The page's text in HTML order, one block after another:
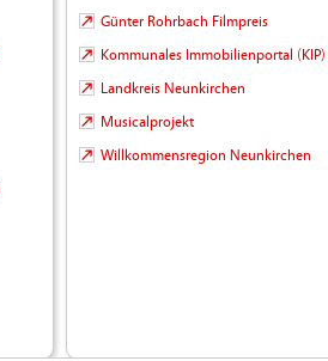
Günter Rohrbach Filmpreis
Kommunales Immobilienportal (KIP)
Landkreis Neunkirchen
Musicalprojekt
Willkommensregion Neunkirchen